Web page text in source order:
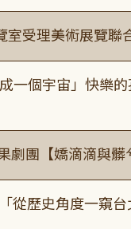
室受理美術展覽聯
一個宇宙」快樂
劇團【嬌滴滴與髒
從歷史角度一窺